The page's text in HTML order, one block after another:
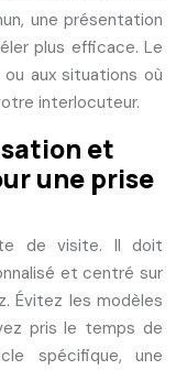
une présentation
plus efficace. Le
aux situations où
interlocuteur.
et
une prise
de visite. Il doit
et centré sur
Évitez les modèles
pris le temps de
spécifique, une